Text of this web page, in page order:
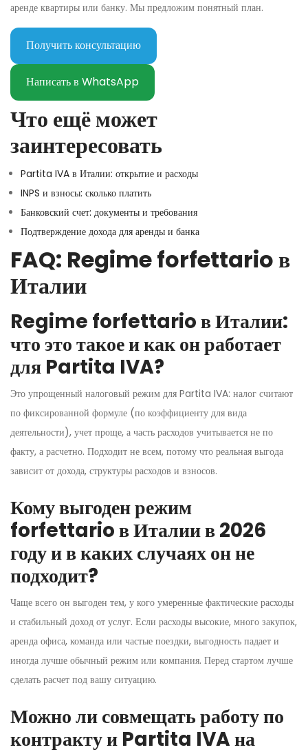
аренде квартиры или банку. Мы предложим понятный план.
Получить консультацию
Написать в WhatsApp
Что ещё может
заинтересовать
Partita IVA в Италии: открытие и расходы
INPS и взносы: сколько платить
Банковский счет: документы и требования
Подтверждение дохода для аренды и банка
FAQ: Regime forfettario в
Италии
Regime forfettario в Италии:
что это такое и как он работает
для Partita IVA?
Это упрощенный налоговый режим для Partita IVA: налог считают
по фиксированной формуле (по коэффициенту для вида
деятельности), учет проще, а часть расходов учитывается не по
факту, а расчетно. Подходит не всем, потому что реальная выгода
зависит от дохода, структуры расходов и взносов.
Кому выгоден режим
forfettario в Италии в 2026
году и в каких случаях он не
подходит?
Чаще всего он выгоден тем, у кого умеренные фактические расходы
и стабильный доход от услуг. Если расходы высокие, много закупок,
аренда офиса, команда или частые поездки, выгодность падает и
иногда лучше обычный режим или компания. Перед стартом лучше
сделать расчет под вашу ситуацию.
Можно ли совмещать работу по
контракту и Partita IVA на